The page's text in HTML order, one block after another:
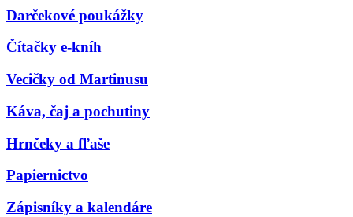
Darčekové poukážky
Čítačky e-kníh
Vecičky od Martinusu
Káva, čaj a pochutiny
Hrnčeky a fľaše
Papiernictvo
Zápisníky a kalendáre